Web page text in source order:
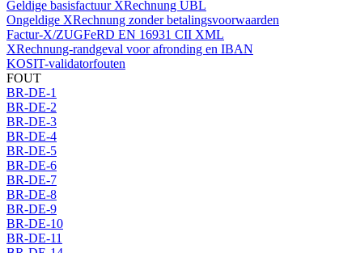
Geldige basisfactuur XRechnung UBL
Ongeldige XRechnung zonder betalingsvoorwaarden
Factur-X/ZUGFeRD EN 16931 CII XML
XRechnung-randgeval voor afronding en IBAN
KOSIT-validatorfouten
FOUT
BR-DE-1
BR-DE-2
BR-DE-3
BR-DE-4
BR-DE-5
BR-DE-6
BR-DE-7
BR-DE-8
BR-DE-9
BR-DE-10
BR-DE-11